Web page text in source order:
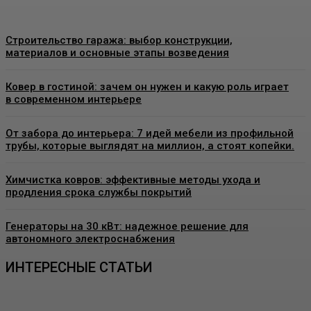
Строительство гаража: выбор конструкции,
материалов и основные этапы возведения
Ковер в гостиной: зачем он нужен и какую роль играет
в современном интерьере
От забора до интерьера: 7 идей мебели из профильной
трубы, которые выглядят на миллион, а стоят копейки.
Химчистка ковров: эффективные методы ухода и
продления срока службы покрытий
Генераторы на 30 кВт: надежное решение для
автономного электроснабжения
ИНТЕРЕСНЫЕ СТАТЬИ